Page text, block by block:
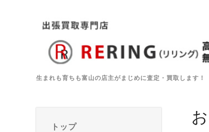
生まれも育ちも富山の店主がまじめに査定・買取します！
トップ